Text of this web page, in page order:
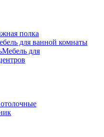
полка
для ванной комнаты
Мебель для